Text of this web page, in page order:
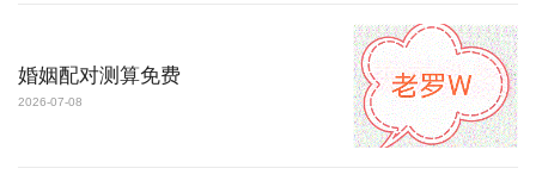
婚姻配对测算免费
2026-07-08